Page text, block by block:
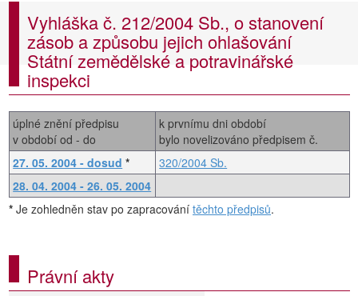
Vyhláška č. 212/2004 Sb., o stanovení
zásob a způsobu jejich ohlašování
Státní zemědělské a potravinářské
inspekci
úplné znění předpisu
v období od - do
k prvnímu dni období
bylo novelizováno předpisem č.
27. 05. 2004 - dosud *
320/2004 Sb.
28. 04. 2004 - 26. 05. 2004
* Je zohledněn stav po zapracování těchto předpisů.
Právní akty